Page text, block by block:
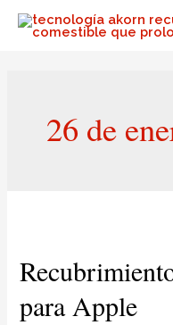
26 de
para Apple